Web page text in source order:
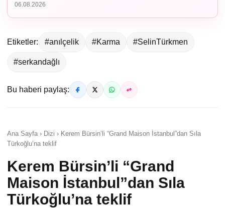
06.08.2026
Etiketler: #anılçelik #Karma #SelinTürkmen
#serkandağlı
Bu haberi paylaş:
Ana Sayfa › Dizi › Kerem Bürsin’li “Grand Maison İstanbul”dan Sıla
Türkoğlu’na teklif
Kerem Bürsin’li “Grand
Maison İstanbul”dan Sıla
Türkoğlu’na teklif